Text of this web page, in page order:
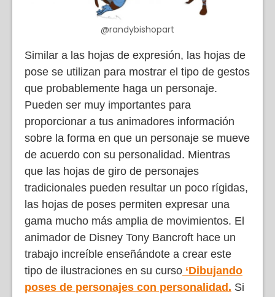
@randybishopart
Similar a las hojas de expresión, las hojas de
pose se utilizan para mostrar el tipo de gestos
que probablemente haga un personaje.
Pueden ser muy importantes para
proporcionar a tus animadores información
sobre la forma en que un personaje se mueve
de acuerdo con su personalidad. Mientras
que las hojas de giro de personajes
tradicionales pueden resultar un poco rígidas,
las hojas de poses permiten expresar una
gama mucho más amplia de movimientos. El
animador de Disney Tony Bancroft hace un
trabajo increíble enseñándote a crear este
tipo de ilustraciones en su curso ‘Dibujando
poses de personajes con personalidad. Si